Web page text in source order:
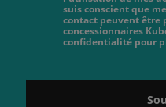
suis conscient que
contact peuvent être
concessionnaires
confidentialité pour